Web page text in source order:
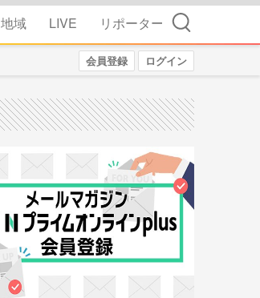
地域 LIVE リポーター 検索
会員登録 ログイン